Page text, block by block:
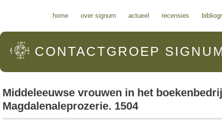
home over signum actueel recensies
CONTACTGROEP
Middeleeuwse vrouwen in het
Magdalenaleprozerie. 1504